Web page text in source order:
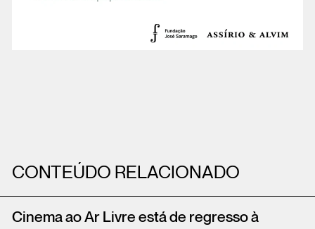
CONTEÚDO RELACIONADO
Cinema ao Ar Livre está de regresso à